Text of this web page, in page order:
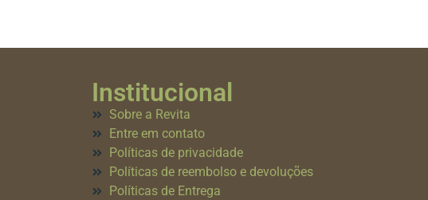
Institucional
Sobre a Revita
Entre em contato
Políticas de privacidade
Políticas de reembolso e devoluções
Políticas de Entrega